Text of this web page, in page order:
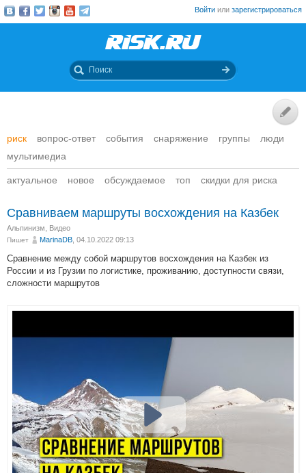
Войти или зарегистрироваться
риск вопрос-ответ события снаряжение группы
люди
мультимедиа
актуальное новое обсуждаемое топ скидки для риска
Сравниваем маршруты восхождения на Казбек
Альпинизм Видео
Пишет MarinaDB , 04.10.2022 09:13
Сравнение между собой маршрутов восхождения на Казбек из
России и из Грузии по логистике, проживанию, доступности связи,
сложности маршрутов